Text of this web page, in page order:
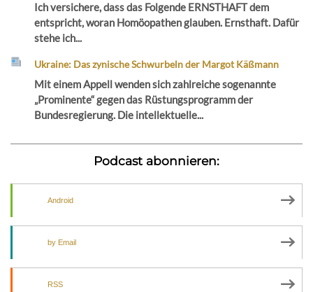
Ich versichere, dass das Folgende ERNSTHAFT dem
entspricht, woran Homöopathen glauben. Ernsthaft. Dafür
stehe ich...
Ukraine: Das zynische Schwurbeln der Margot Käßmann
Mit einem Appell wenden sich zahlreiche sogenannte
„Prominente“ gegen das Rüstungsprogramm der
Bundesregierung. Die intellektuelle...
Podcast abonnieren:
Android
by Email
RSS